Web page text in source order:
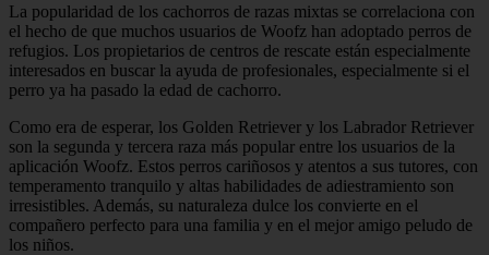
La popularidad de los cachorros de razas mixtas se correlaciona con
el hecho de que muchos usuarios de Woofz han adoptado perros de
refugios. Los propietarios de centros de rescate están especialmente
interesados en buscar la ayuda de profesionales, especialmente si el
perro ya ha pasado la edad de cachorro.
Como era de esperar, los Golden Retriever y los Labrador Retriever
son la segunda y tercera raza más popular entre los usuarios de la
aplicación Woofz. Estos perros cariñosos y atentos a sus tutores, con
temperamento tranquilo y altas habilidades de adiestramiento son
irresistibles. Además, su naturaleza dulce los convierte en el
compañero perfecto para una familia y en el mejor amigo peludo de
los niños.